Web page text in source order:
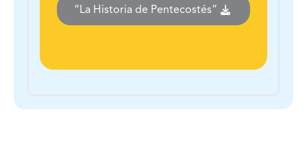
“La Historia de Pentecostés”